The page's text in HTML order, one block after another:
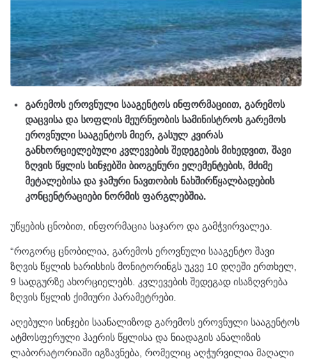
გარემოს ეროვნული სააგენტოს ინფორმაციით, გარემოს
დაცვისა და სოფლის მეურნეობის სამინისტროს გარემოს
ეროვნული სააგენტოს მიერ, გასულ კვირას
განხორციელებული კვლევების შედეგების მიხედვით, შავი
ზღვის წყლის სინჯებში ბიოგენური ელემენტების, მძიმე
მეტალებისა და ჯამური ნავთობის ნახშირწყალბადების
კონცენტრაციები ნორმის ფარგლებშია.
უწყების ცნობით, ინფორმაცია საჯარო და გამჭვირვალეა.
“როგორც ცნობილია, გარემოს ეროვნული სააგენტო შავი
ზღვის წყლის ხარისხის მონიტორინგს უკვე 10 დღეში ერთხელ,
9 სადგურზე ახორციელებს. კვლევების შედეგად ისაზღვრება
ზღვის წყლის ქიმიური პარამეტრები.
აღებული სინჯები საანალიზოდ გარემოს ეროვნული სააგენტოს
ატმოსფერული ჰაერის წყლისა და ნიადაგის ანალიზის
ლაბორატორიაში იგზავნება, რომელიც აღჭურვილია მაღალი